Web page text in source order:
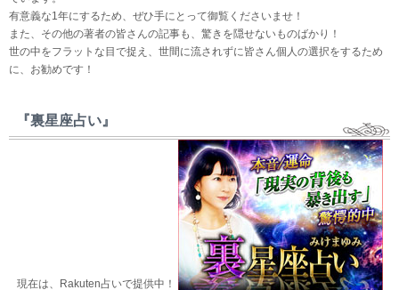
有意義な1年にするため、ぜひ手にとって御覧くださいませ！
また、その他の著者の皆さんの記事も、驚きを隠せないものばかり！
世の中をフラットな目で捉え、世間に流されずに皆さん個人の選択をするため
に、お勧めです！
『裏星座占い』
現在は、Rakuten占いで提供中！